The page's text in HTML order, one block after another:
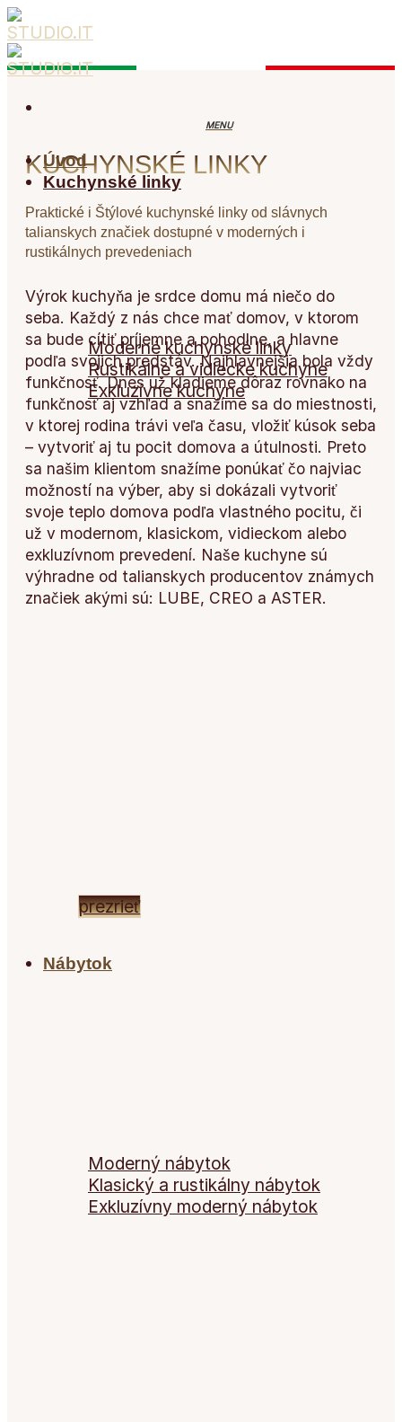
Skip
to
content
Úvod
Kuchynské linky
Kuchynské linky
Moderné kuchynské linky
Rustikálne a vidiecke kuchyne
Exkluzívne kuchyne
prezrieť
Nábytok
Moderný nábytok
Klasický a rustikálny nábytok
Exkluzívny moderný nábytok
KUCHYNSKÉ LINKY
Praktické i Štýlové kuchynské linky od slávnych
talianskych značiek dostupné v moderných i
rustikálnych prevedeniach
Výrok kuchyňa je srdce domu má niečo do
seba. Každý z nás chce mať domov, v ktorom
sa bude cítiť príjemne a pohodlne, a hlavne
podľa svojich predstáv. Najhlavnejšia bola vždy
funkčnosť. Dnes už kladieme dôraz rovnako na
funkčnosť aj vzhľad a snažíme sa do miestnosti,
v ktorej rodina trávi veľa času, vložiť kúsok seba
– vytvoriť aj tu pocit domova a útulnosti. Preto
sa našim klientom snažíme ponúkať čo najviac
možností na výber, aby si dokázali vytvoriť
svoje teplo domova podľa vlastného pocitu, či
už v modernom, klasickom, vidieckom alebo
exkluzívnom prevedení. Naše kuchyne sú
výhradne od talianskych producentov známych
značiek akými sú: LUBE, CREO a ASTER.